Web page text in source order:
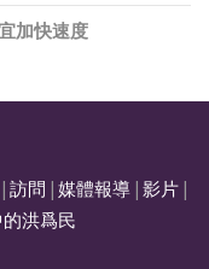
加快速度
訪問 媒體報導 影片
洪爲民